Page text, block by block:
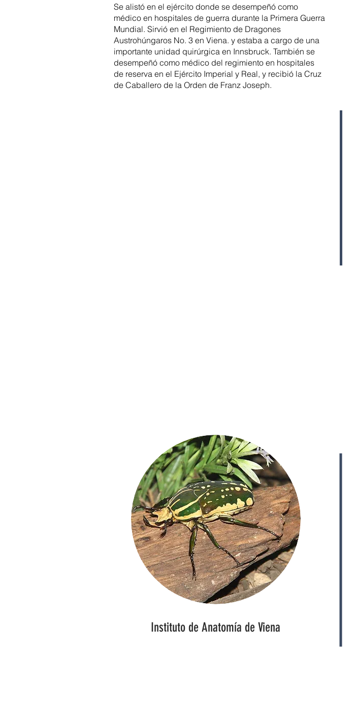
Se alistó en el ejército donde se desempeñó como
médico en hospitales de guerra durante la Primera Guerra
Mundial. Sirvió en el Regimiento de Dragones
Austrohúngaros No. 3 en Viena. y estaba a cargo de una
importante unidad quirúrgica en Innsbruck. También se
desempeñó como médico del regimiento en hospitales
de reserva en el Ejército Imperial y Real, y recibió la Cruz
de Caballero de la Orden de Franz Joseph.
Instituto de Anatomía de Viena